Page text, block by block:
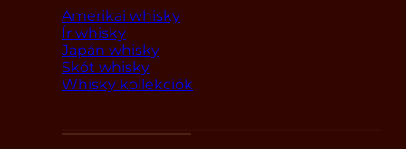
Amerikai whisky
Ír whisky
Japán whisky
Skót whisky
Whisky kollekciók